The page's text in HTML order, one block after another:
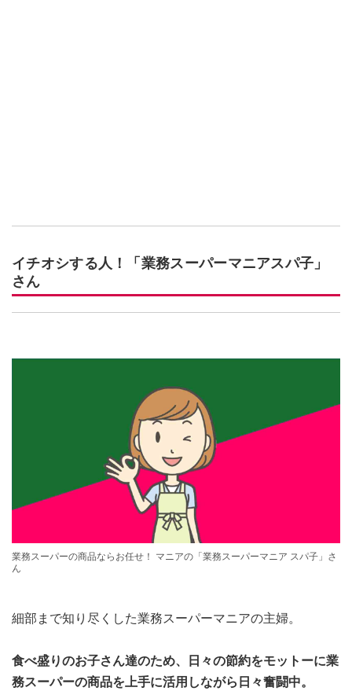
イチオシする人！「業務スーパーマニアスパ子」
さん
業務スーパーの商品ならお任せ！ マニアの「業務スーパーマニア スパ子」さ
ん
細部まで知り尽くした業務スーパーマニアの主婦。
食べ盛りのお子さん達のため、日々の節約をモットーに業
務スーパーの商品を上手に活用しながら日々奮闘中。